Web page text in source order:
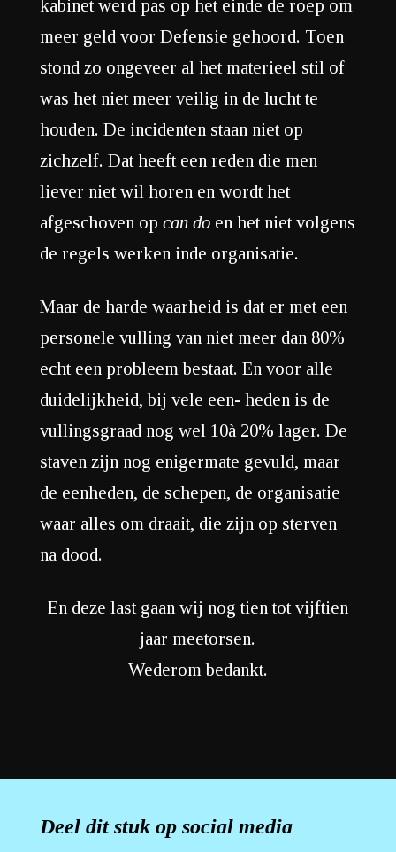
kabinet werd pas op het einde de roep om
meer geld voor Defensie gehoord. Toen
stond zo ongeveer al het materieel stil of
was het niet meer veilig in de lucht te
houden. De incidenten staan niet op
zichzelf. Dat heeft een reden die men
liever niet wil horen en wordt het
afgeschoven op can do en het niet volgens
de regels werken inde organisatie.
Maar de harde waarheid is dat er met een
personele vulling van niet meer dan 80%
echt een probleem bestaat. En voor alle
duidelijkheid, bij vele een- heden is de
vullingsgraad nog wel 10à 20% lager. De
staven zijn nog enigermate gevuld, maar
de eenheden, de schepen, de organisatie
waar alles om draait, die zijn op sterven
na dood.
En deze last gaan wij nog tien tot vijftien
jaar meetorsen.
Wederom bedankt.
Deel dit stuk op social media